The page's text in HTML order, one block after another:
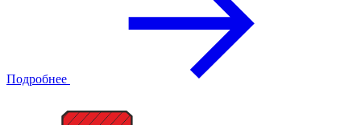
Подробнее